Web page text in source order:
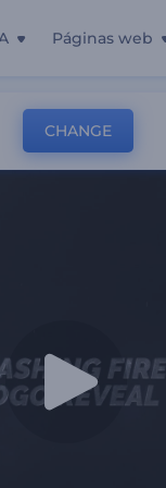
Páginas web
CHANGE